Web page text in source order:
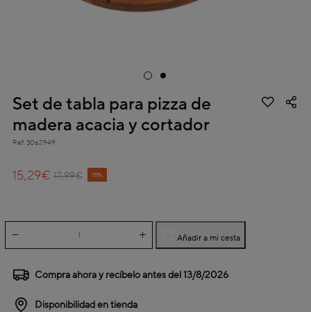
Set de tabla para pizza de
madera acacia y cortador
Ref. 3062949
Price reduced from
17,99€
to 15%
15,29€
Añadir a mi cesta
Compra ahora y recíbelo antes del13/8/2026
Disponibilidad en tienda